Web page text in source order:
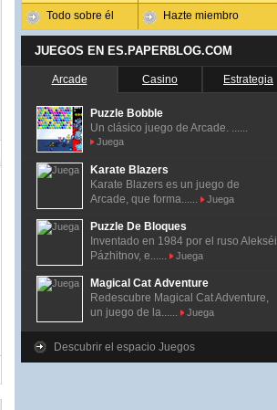
Todo sobre él Hazte miembro
JUEGOS EN ES.PAPERBLOG.COM
Arcade Casino Estrategia
Puzzle Bobble
Un clásico juego de Arcade. ......
Juega
Karate Blazers
Karate Blazers es un juego de
Arcade, que forma......
Juega
Puzzle De Bloques
Inventado en 1984 por el ruso Alekséi
Pázhitnov, e......
Juega
Magical Cat Adventure
Redescubre Magical Cat Adventure,
un juego de la......
Juega
Descubrir el espacio Juegos